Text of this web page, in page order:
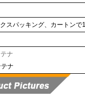
スパッキング、カートンで
ナ
ナ